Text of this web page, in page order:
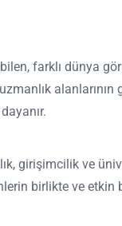
farklı dünya
alanlarının
girişimcilik ve
birlikte ve etkin